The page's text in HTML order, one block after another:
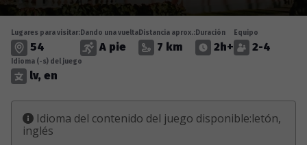
Lugares para visitar:
54
Dando una vuelta
A pie
Distancia aprox.:
7 km
Duración
2h+
Equipo
2-4
Idioma (-s) del juego
lv, en
Idioma del contenido del juego disponible:letón,
inglés